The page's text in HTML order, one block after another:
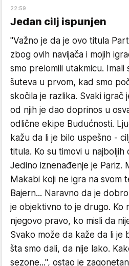
22:59
Jedan cilj ispunjen
"Važno je da je ovo titula
zbog ovih navijača i mojih
smo prelomili utakmicu.
šuteva u prvom, kad smo
skočila je razlika. Svaki igrač
od njih je dao doprinos u
odlične ekipe Budućnosti.
kažu da li je bilo uspešno -
titula. Ko su timovi u najboljih
Jedino iznenađenje je Pariz.
Makabi koji ne igra na svom
Bajern... Naravno da je
je objektivno to je drugo. Ko
njegovo pravo, ko misli da
Svako može da kaže da li je
šta smo dali, da nije lako.
sezone...", ostao je